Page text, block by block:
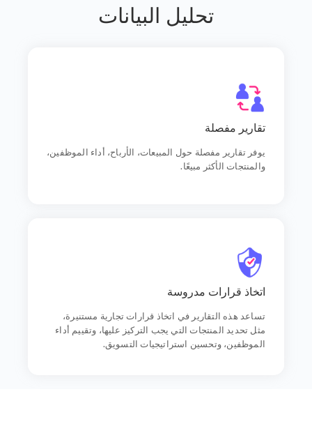
تحليل البيانات
تقارير مفصلة
يوفر تقارير مفصلة حول المبيعات، الأرباح، أداء الموظفين،
والمنتجات الأكثر مبيعًا.
يوفر تقارير مفصلة حول المبيعات، الأرباح، أداء الموظفين،
اتخاذ قرارات مدروسة
تساعد هذه التقارير في اتخاذ قرارات تجارية مستنيرة،
مثل تحديد المنتجات التي يجب التركيز عليها، وتقييم أداء
الموظفين، وتحسين استراتيجيات التسويق.
اتخاذ قرارات مدروسةاتخاذ قرارات مدروسة
تساعد هذه التقارير في اتخاذ قرارات تجارية مستنيرة، مثل
تحديد المنتجات التي يجب التركيز عليها، وتقييم أداء
الموظفين، وتحسين استراتيجيات التسويق.